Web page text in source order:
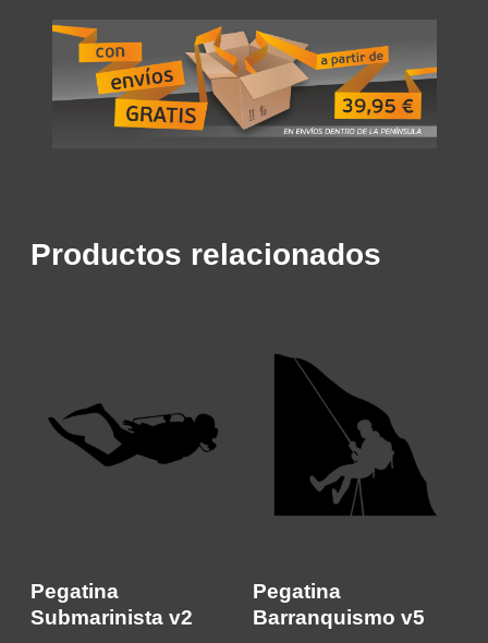
Productos relacionados
Pegatina
Submarinista v2
Pegatina
Barranquismo v5